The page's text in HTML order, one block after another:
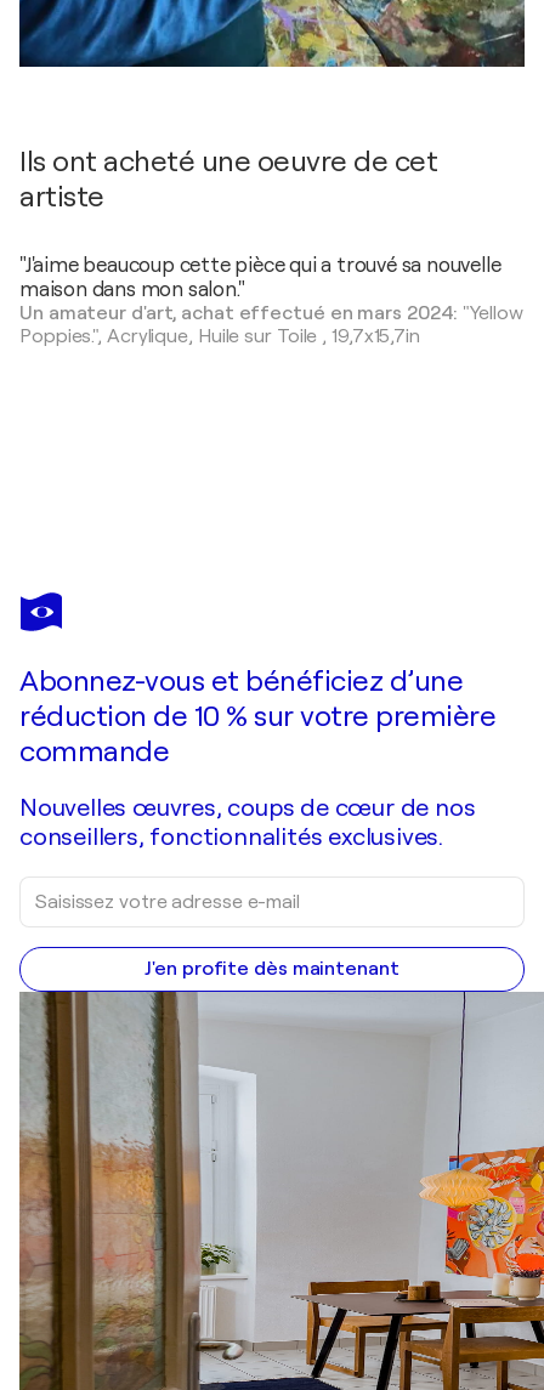
Ils ont acheté une oeuvre de cet
artiste
"J'aime beaucoup cette pièce qui a trouvé sa nouvelle
maison dans mon salon."
Un amateur d'art, achat effectué en mars 2024: "Yellow
Poppies.", Acrylique, Huile sur Toile ,19,7x15,7in
RAKHMET REDZHEPOV
MARA
Abonnez-vous et bénéficiez d’une
réduction de 10 % sur votre première
commande
Nouvelles œuvres, coups de cœur de nos
conseillers, fonctionnalités exclusives.
J'en profite dès maintenant